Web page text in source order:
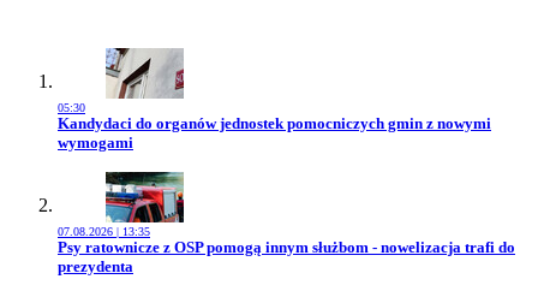
05:30
Przejdź do artykułu:
Kandydaci do organów jednostek pomocniczych gmin z nowymi
wymogami
07.08.2026 | 13:35
Przejdź do artykułu:
Psy ratownicze z OSP pomogą innym służbom - nowelizacja trafi do
prezydenta